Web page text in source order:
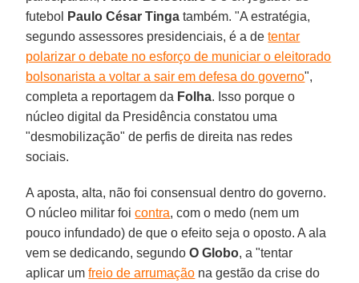
futebol
Paulo César Tinga também. "A estratégia,
segundo assessores presidenciais, é a detentar
polarizar o debate no esforço de municiar o eleitorado
bolsonarista a voltar a sair em defesa do governo",
completa a reportagem da Folha. Isso porque o
núcleo digital da Presidência constatou uma
"desmobilização" de perfis de direita nas redes
sociais.
A aposta, alta, não foi consensual dentro do governo.
O núcleo militar foicontra, com o medo (nem um
pouco infundado) de que o efeito seja o oposto. A ala
vem se dedicando, segundoO Globo, a "tentar
aplicar umfreio de arrumação na gestão da crise do